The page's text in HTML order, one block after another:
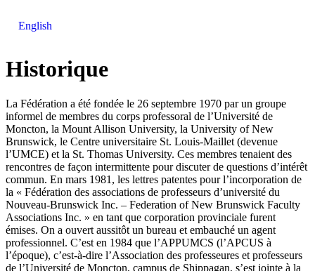
English
Historique
La Fédération a été fondée le 26 septembre 1970 par un groupe
informel de membres du corps professoral de l’Université de
Moncton, la Mount Allison University, la University of New
Brunswick, le Centre universitaire St. Louis-Maillet (devenue
l’UMCE) et la St. Thomas University. Ces membres tenaient des
rencontres de façon intermittente pour discuter de questions d’intérêt
commun. En mars 1981, les lettres patentes pour l’incorporation de
la « Fédération des associations de professeurs d’université du
Nouveau-Brunswick Inc. – Federation of New Brunswick Faculty
Associations Inc. » en tant que corporation provinciale furent
émises. On a ouvert aussitôt un bureau et embauché un agent
professionnel. C’est en 1984 que l’APPUMCS (l’APCUS à
l’époque), c’est-à-dire l’Association des professeures et professeurs
de l’Université de Moncton, campus de Shippagan, s’est jointe à la